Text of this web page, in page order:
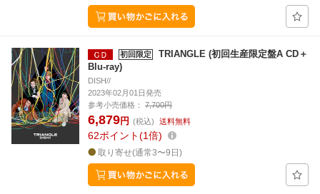
初回限定
TRIANGLE (初回生産限定盤A CD＋
Blu-ray)
DISH//
2023年02月01日発売
参考小売価格：
7,700円
6,879円 (税込) 送料無料
62ポイント 1倍
取り寄せ(通常3〜9日)